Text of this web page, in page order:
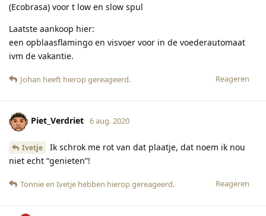
(Ecobrasa) voor t low en slow spul
Laatste aankoop hier:
een opblaasflamingo en visvoer voor in de voederautomaat
ivm de vakantie.
Reageren
Johan heeft hierop gereageerd.
Piet_Verdriet 6 aug. 2020
Ivetje
Ik schrok me rot van dat plaatje, dat noem ik nou
niet echt “genieten”!
Reageren
Tonnieen Ivetje hebben hierop gereageerd.